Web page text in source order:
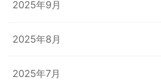
2025年9月
2025年8月
2025年7月